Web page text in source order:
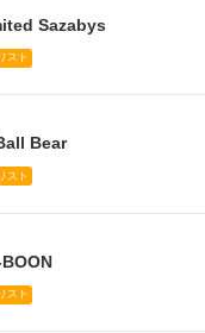
Sazabys
スト
Bear
スト
スト